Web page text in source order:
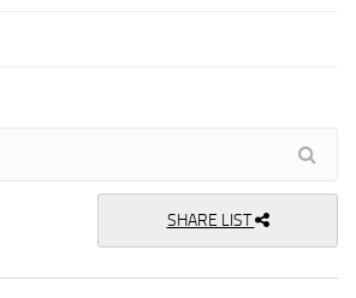
SHARE LIST